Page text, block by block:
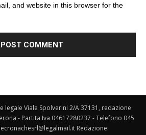
and website in this browser for the
legale Viale Spolverini 2/A 37131, redazione
- Partita Iva 04617280237 - Telefono 045
Redazione: